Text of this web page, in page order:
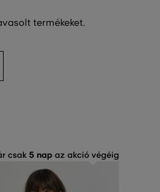
termékeket.
csak 5 napaz akció végéig